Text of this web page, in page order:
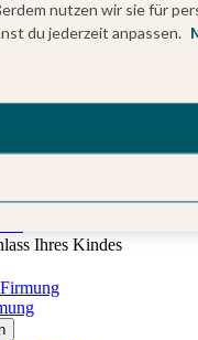
Taufe
Ihres Kindes
nutzen wir sie für
du jederzeit anpassen.